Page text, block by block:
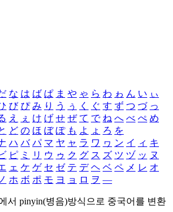
な は ば ぱ ま や ゃ ら わ ゎ ん い ぃ
び ぴ み り う ぅ く ぐ す ず つ づ っ
え ぇ け げ せ ぜ て で ね へ べ ぺ め
ど の ほ ぼ ぽ も よ ょ ろ を
ハ バ パ マ ヤ ャ ラ ワ ヮ ン イ ィ キ
ピ ミ リ ウ ゥ ク グ ス ズ ツ ヅ ッ ヌ
ェ ケ ゲ セ ゼ テ デ ヘ ベ ペ メ レ オ
ホ ボ ポ モ ヨ ョ ロ ヲ ―
서 pinyin(병음)방식으로 중국어를 변환